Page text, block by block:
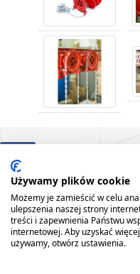
GŁÓWNA FIRMA REFERENCJE
Używamy plików cookie
Możemy je zamieścić w celu
ulepszenia naszej strony
treści i zapewnienia Państwu
internetowej. Aby uzyskać
używamy, otwórz ustawienia.